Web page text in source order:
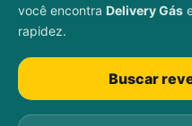
você encontra Delivery Gás
rapidez.
Buscar